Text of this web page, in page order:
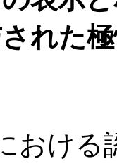
れた
ける